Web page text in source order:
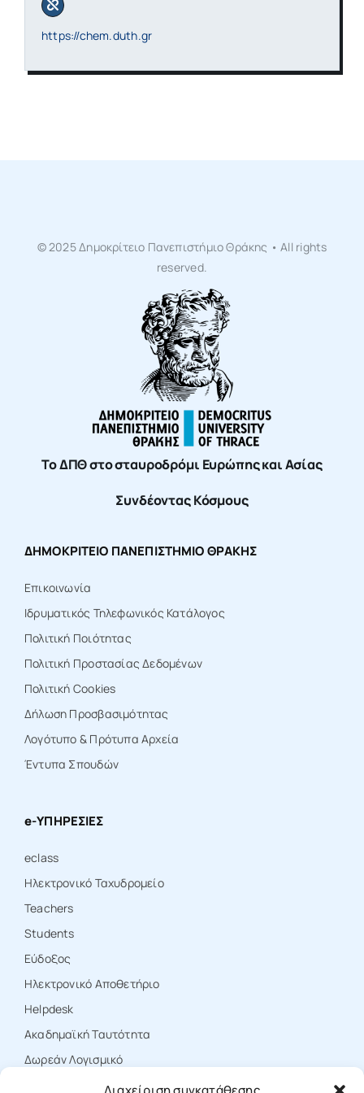
https://chem.duth.gr
Το ΔΠΘ στο σταυροδρόμι Ευρώπης και Ασίας
Συνδέοντας Κόσμους
ΔΗΜΟΚΡΙΤΕΙΟ ΠΑΝΕΠΙΣΤΗΜΙΟ ΘΡΑΚΗΣ
Επικοινωνία
Ιδρυματικός Τηλεφωνικός Κατάλογος
Πολιτική Ποιότητας
Πολιτική Προστασίας Δεδομένων
Πολιτική Cookies
Δήλωση Προσβασιμότητας
Λογότυπο & Πρότυπα Αρχεία
Έντυπα Σπουδών
e-ΥΠΗΡΕΣΙΕΣ
eclass
Ηλεκτρονικό Ταχυδρομείο
Teachers
Students
Εύδοξος
Ηλεκτρονικό Αποθετήριο
Ηelpdesk
Ακαδημαϊκή Ταυτότητα
Δωρεάν Λογισμικό
© 2025 Δημοκρίτειο Πανεπιστήμιο Θράκης • All rights
reserved.